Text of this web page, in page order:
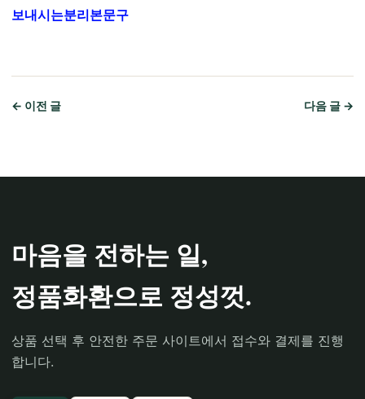
보내시는분리본문구
← 이전 글 다음 글 →
마음을 전하는 일,
정품화환으로 정성껏.
상품 선택 후 안전한 주문 사이트에서 접수와 결제를 진행
합니다.